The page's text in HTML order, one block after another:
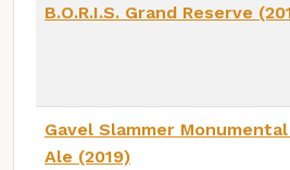
B.O.R.I.S. Grand Reserve
Gavel Slammer
Ale (2019)